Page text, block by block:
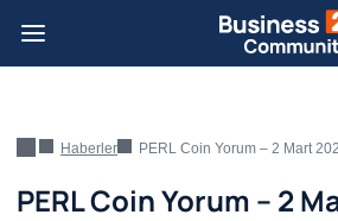
Haberler PERL Coin Yorum – 2 Mart
PERL Coin Yorum – 2